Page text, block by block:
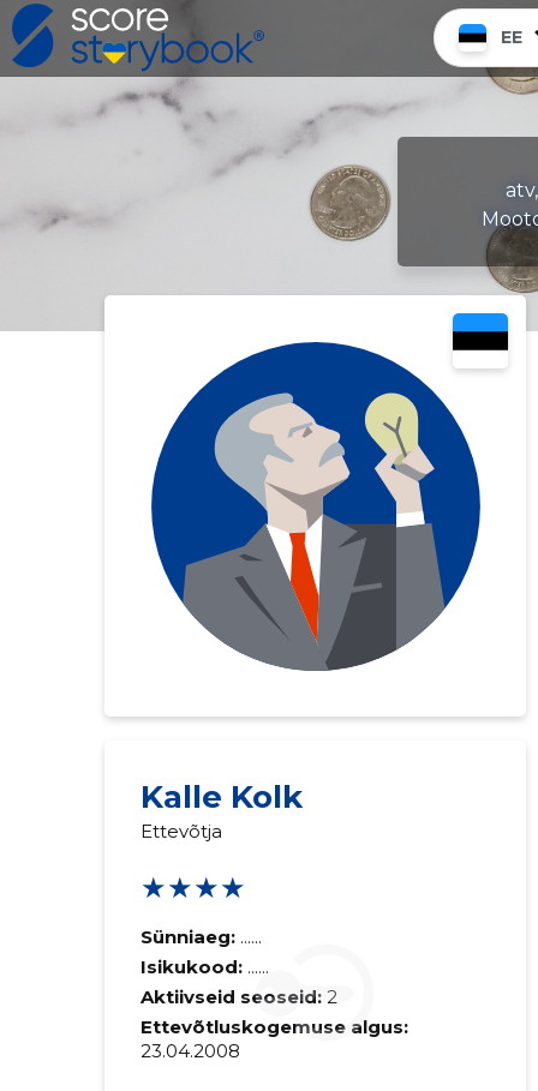
EE
Kalle Kolk
Ettevõtja
★★★★
Sünniaeg: ......
Isikukood: ......
Aktiivseid seoseid: 2
Ettevõtluskogemuse algus:
23.04.2008